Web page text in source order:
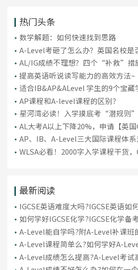
热门头条
数学解题：如何快速找到思路
A-Level考砸了怎么办？英国名校
AL/IG成绩不理想？四个“补救”措
提高英语听说读写能力的高效方法~
适合IB&AP&ALevel 学生的9个宝藏
AP课程和A-level课程的区别？
星河湾必读！入学摸底考“潜规则
技巧
AL大考A以上下降20%，申请【英
补救？
AP、IB、A-Level三大国际课程体
WLSA必看！2000字入学课程干货
最新阅读
IGCSE英语难度大吗?IGCSE英语如
如何学好IGCSE化学?IGCSE化学备
A-Level能自学吗?附A-Level补课班
A-Level课程简单么?如何学好A-
A-Level成绩怎么提高?A-Level考试